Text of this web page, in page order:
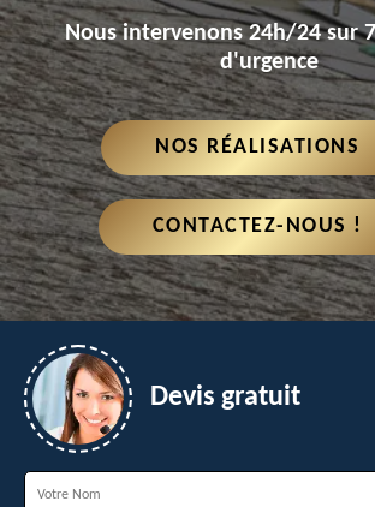
Nous intervenons 24h/24 sur
d'urgence
NOS RÉALISATIONS
CONTACTEZ-NOUS !
Devis gratuit